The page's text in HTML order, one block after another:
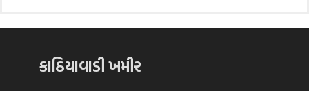
કાઠિયાવાડી ખમીર